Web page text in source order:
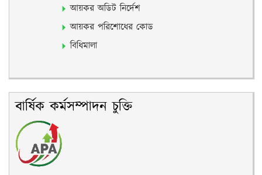
আয়কর অডিট নির্দেশ
আয়কর পরিশোধের কোড
বিধিমালা
বার্ষিক কর্মসম্পাদন চুক্তি